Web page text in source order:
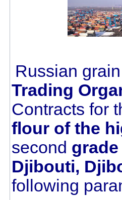
Russian
Trading
Contracts for
flour of the
second grade
Djibouti,
following